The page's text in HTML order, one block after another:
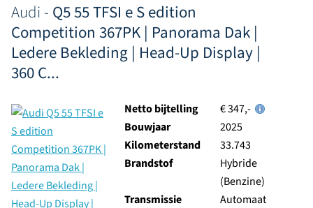
Audi - Q5 55 TFSI e S edition
Competition 367PK | Panorama Dak |
Ledere Bekleding | Head-Up Display |
360 C...
Netto bijtelling
€ 347,-
Bouwjaar
2025
Kilometerstand
33.743
Brandstof
Hybride
(Benzine)
Transmissie
Automaat